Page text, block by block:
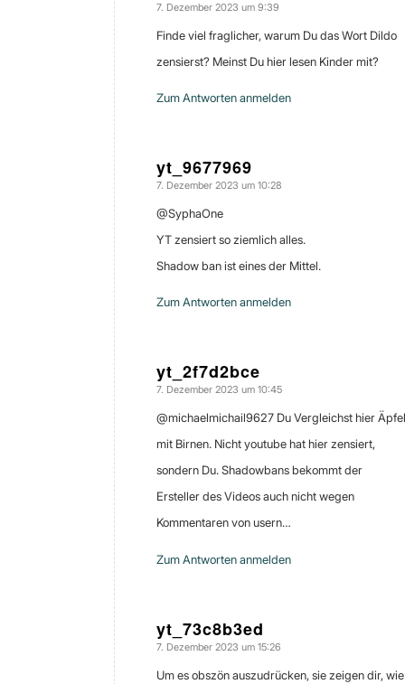
sagte:
7. Dezember 2023 um 9:39
Finde viel fraglicher, warum Du das Wort Dildo
zensierst? Meinst Du hier lesen Kinder mit?
Zum Antworten anmelden
yt_9677969
sagte:
7. Dezember 2023 um 10:28
@SyphaOne
YT zensiert so ziemlich alles.
Shadow ban ist eines der Mittel.
Zum Antworten anmelden
yt_2f7d2bce
sagte:
7. Dezember 2023 um 10:45
@michaelmichail9627 Du Vergleichst hier Äpfel
mit Birnen. Nicht youtube hat hier zensiert,
sondern Du. Shadowbans bekommt der
Ersteller des Videos auch nicht wegen
Kommentaren von usern…
Zum Antworten anmelden
yt_73c8b3ed
sagte:
7. Dezember 2023 um 15:26
Um es obszön auszudrücken, sie zeigen dir, wie